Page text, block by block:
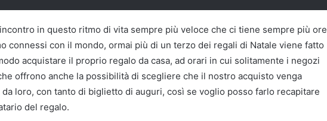
in questo ritmo di vita sempre più veloce che ci tiene sempre più ore
connessi con il mondo, ormai più di un terzo dei regali di Natale viene fatto
acquistare il proprio regalo da casa, ad orari in cui solitamente i negozi
offrono anche la possibilità di scegliere che il nostro acquisto venga
loro, con tanto di biglietto di auguri, così se voglio posso farlo recapitare
del regalo.